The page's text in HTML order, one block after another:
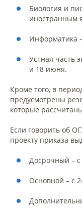
Биология и
иностранным
Информатика
Устная часть
и 18 июня.
Кроме того, в
предусмотрены
которые
Если говорить об
проекту приказа
Досрочный –
Основной – с